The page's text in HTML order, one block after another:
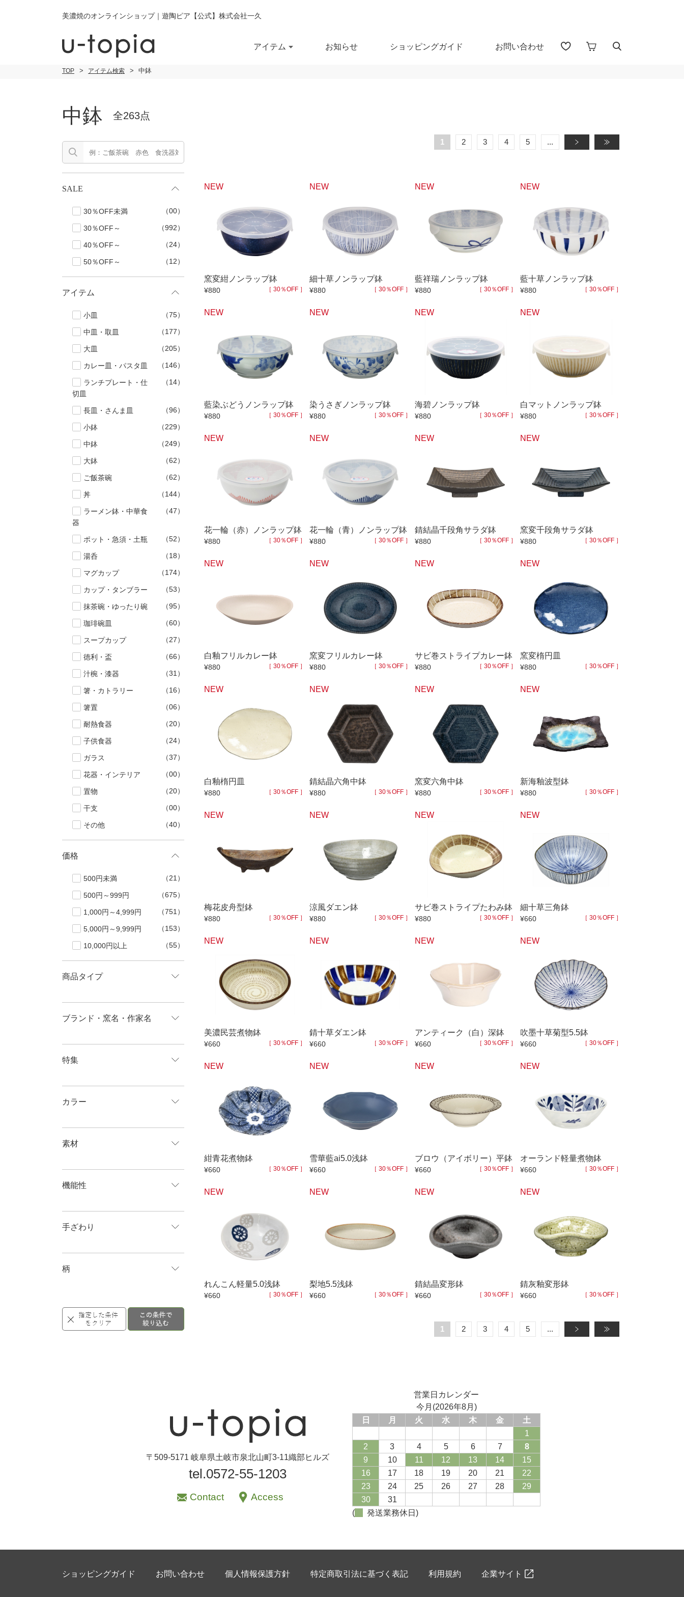
美濃焼のオンラインショップ｜遊陶ピア【公式】株式会社一久
アイテム
中皿・取皿
カレー皿・
ランチプレート・
仕切皿
大鉢
ご飯茶碗
丼
中華食器
マグカップ
カップ・タンブラー
抹茶碗・ゆったり碗
珈琲碗皿
スープカップ
汁椀・漆器
箸・カトラリー
箸置
耐熱皿
子供食器
花器・インテリア
置物
干支
その他
お知らせ ショッピングガイド お問い合わせアイテム検索（全 1655 点)
セール 30％OFF未満 10％OFF 20％OFF 30％OFF 40％OFF～
40％OFF 50％OFF～ 50％OFF 60％OFF 70％OFF 80％OFF
アイテム 中皿・取皿
カレー皿・パスタ皿 ランチプレート・仕切皿 ランチプレート 仕切皿
長皿・さんま皿 付出皿 千代口
向付
ラーメン鉢・中華食器 ポット・急須・土瓶
マグカップ 蓋付マグ デミマグ カップ・タンブラー
徳利 冷酒器 ぐい呑・盃
子供食器 ガラス 花器・インテリア 一輪立
アフロビューティ 干支 その他
調理雑器 むし碗 茶道具
価格 99円未満 100円～ 300円～ 400円～
500円～999円 600円～ 700円～ 800円～ 900円～
1,000円～4,999円 1,500円〜 2,500円〜
5,000円〜 6,000円〜 7,000円〜 8,000円〜 9,000円〜 10,000円以上
ブランド・窯名・
作家名
特集
機能性
柄
TOP アイテム検索 中鉢
中鉢 全263点
1 2 3 4 5 ... »
NEW
窯変紺ノンラップ鉢
¥880 ［ 30％OFF ］
NEW
細十草ノンラップ鉢
¥880 ［ 30％OFF ］
NEW
藍祥瑞ノンラップ鉢
¥880 ［ 30％OFF ］
NEW
藍十草ノンラップ鉢
¥880 ［ 30％OFF ］
NEW
藍染ぶどうノンラップ鉢
¥880 ［ 30％OFF ］
NEW
染うさぎノンラップ鉢
¥880 ［ 30％OFF ］
NEW
海碧ノンラップ鉢
¥880 ［ 30％OFF ］
NEW
白マットノンラップ鉢
¥880 ［ 30％OFF ］
NEW
花一輪（赤）ノンラップ鉢
¥880 ［ 30％OFF ］
NEW
花一輪（青）ノンラップ鉢
¥880 ［ 30％OFF ］
NEW
錆結晶千段角サラダ鉢
¥880 ［ 30％OFF ］
NEW
窯変千段角サラダ鉢
¥880 ［ 30％OFF ］
NEW
白釉フリルカレー鉢
¥880 ［ 30％OFF ］
NEW
窯変フリルカレー鉢
¥880 ［ 30％OFF ］
NEW
サビ巻ストライプカレー鉢
¥880 ［ 30％OFF ］
NEW
窯変楕円皿
¥880 ［ 30％OFF ］
NEW
白釉楕円皿
¥880 ［ 30％OFF ］
NEW
錆結晶六角中鉢
¥880 ［ 30％OFF ］
NEW
窯変六角中鉢
¥880 ［ 30％OFF ］
NEW
新海釉波型鉢
¥880 ［ 30％OFF ］
NEW
梅花皮舟型鉢
¥880 ［ 30％OFF ］
NEW
涼風ダエン鉢
¥880 ［ 30％OFF ］
NEW
サビ巻ストライプたわみ鉢
¥880 ［ 30％OFF ］
NEW
細十草三角鉢
¥660 ［ 30％OFF ］
NEW
美濃民芸煮物鉢
¥660 ［ 30％OFF ］
NEW
錆十草ダエン鉢
¥660 ［ 30％OFF ］
NEW
アンティーク（白）深鉢
¥660 ［ 30％OFF ］
NEW
吹墨十草菊型5.5鉢
¥660 ［ 30％OFF ］
NEW
紺青花煮物鉢
¥660 ［ 30％OFF ］
NEW
雪華藍ai5.0浅鉢
¥660 ［ 30％OFF ］
NEW
ブロウ（アイボリー）平鉢
¥660 ［ 30％OFF ］
NEW
オーランド軽量煮物鉢
¥660 ［ 30％OFF ］
NEW
れんこん軽量5.0浅鉢
¥660 ［ 30％OFF ］
NEW
梨地5.5浅鉢
¥660 ［ 30％OFF ］
NEW
錆結晶変形鉢
¥660 ［ 30％OFF ］
NEW
錆灰釉変形鉢
¥660 ［ 30％OFF ］
1 2 3 4 5 ... »
SALE
30％OFF未満 （00）
30％OFF～ （992）
40％OFF～ （24）
50％OFF～ （12）
アイテム
小皿 （75）
中皿・取皿 （177）
大皿 （205）
カレー皿・パスタ皿 （146）
ランチプレート・仕
切皿
（14）
長皿・さんま皿 （96）
小鉢 （229）
中鉢 （249）
大鉢 （62）
ご飯茶碗 （62）
丼 （144）
ラーメン鉢・中華食
器
（47）
ポット・急須・土瓶 （52）
湯呑 （18）
マグカップ （174）
カップ・タンブラー （53）
抹茶碗・ゆったり碗 （95）
珈琲碗皿 （60）
スープカップ （27）
徳利・盃 （66）
汁椀・漆器 （31）
箸・カトラリー （16）
箸置 （06）
耐熱食器 （20）
子供食器 （24）
ガラス （37）
花器・インテリア （00）
置物 （20）
干支 （00）
その他 （40）
価格
500円未満 （21）
500円～999円 （675）
1,000円～4,999円 （751）
5,000円～9,999円 （153）
10,000円以上 （55）
商品タイプ
ブランド・窯名・作家名
特集
カラー
素材
機能性
手ざわり
柄
〒509-5171 岐阜県土岐市泉北山町3-11織部ヒルズ
tel.0572-55-1203
Contact Access
営業日カレンダー
今月(2026年8月)
日
月 火 水 木 金
土
1
2
3 4 5 6 7
8
9
10 11 12 13 14
15
16
17 18 19 20 21
22
23
24 25 26 27 28
29
30
31
(
発送業務休日)
ショッピングガイド お問い合わせ 個人情報保護方針 特定商取引法に基づく表記 利用規約 企業サイト